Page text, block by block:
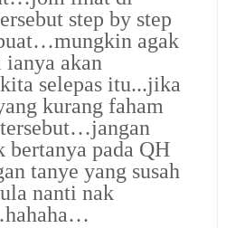
step by step
agak
akan
selepas itu...jika
kurang faham
bertanya pada QH
tanye yang susah
nanti nak